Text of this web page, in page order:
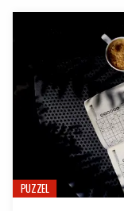
PUZZEL